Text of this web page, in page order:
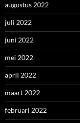
augustus 2022
juli 2022
juni 2022
mei 2022
april 2022
maart 2022
februari 2022